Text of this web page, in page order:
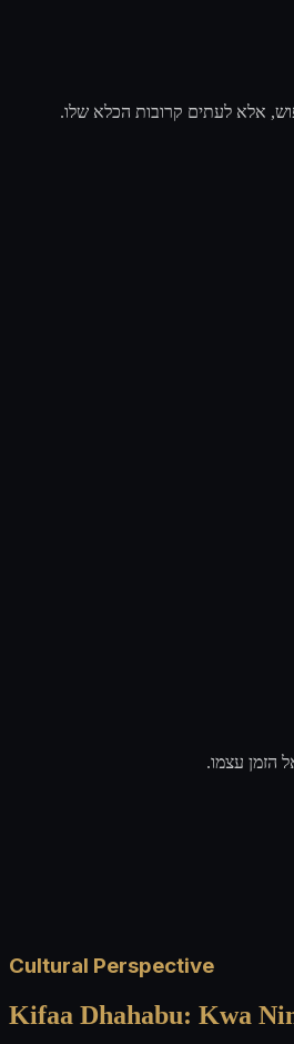
אלא לעתים קרובות הכלא שלו.
הזמן עצמו.
Cultural Perspective
Kifaa Dhahabu: Kwa